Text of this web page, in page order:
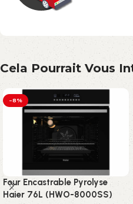
Cela Pourrait Vous
-8%
Four Encastrable Pyrolyse
Haier 76L (HWO-8000SS)